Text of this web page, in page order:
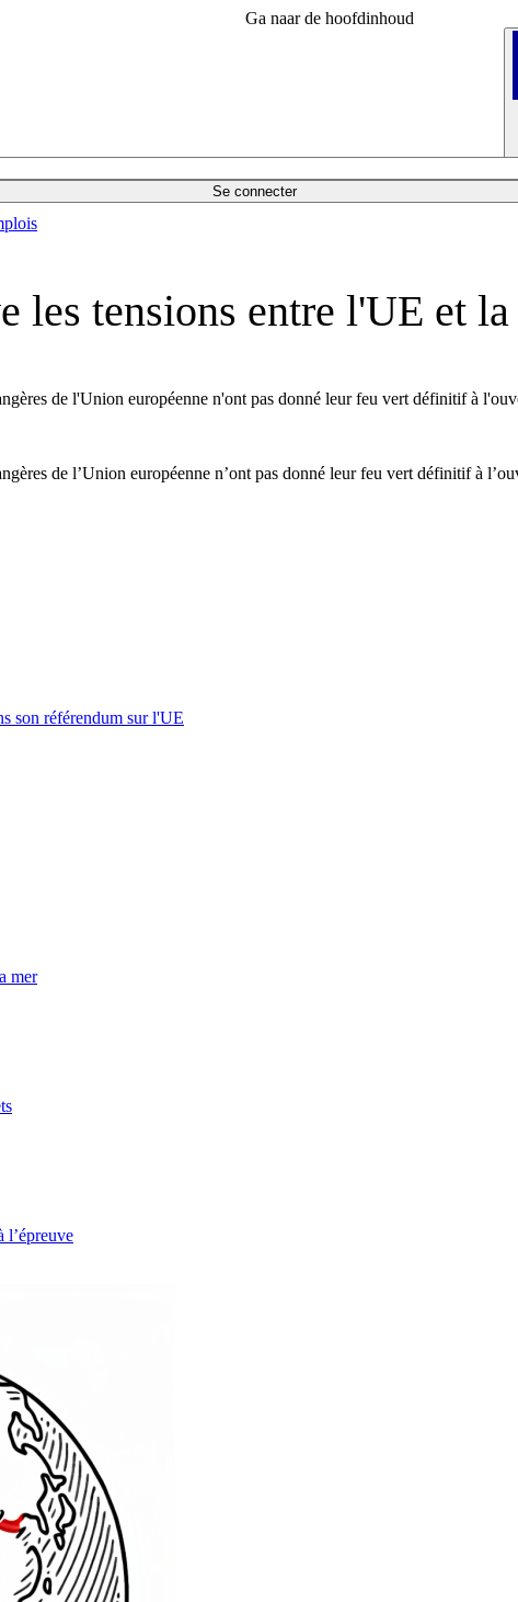
Ga naar de hoofdinhoud
Se connecter
les tensions entre l'UE et
de l'Union européenne n'ont pas donné leur feu vert définitif à
de l’Union européenne n’ont pas donné leur feu vert définitif à
son référendum sur l'UE
mer
l’épreuve